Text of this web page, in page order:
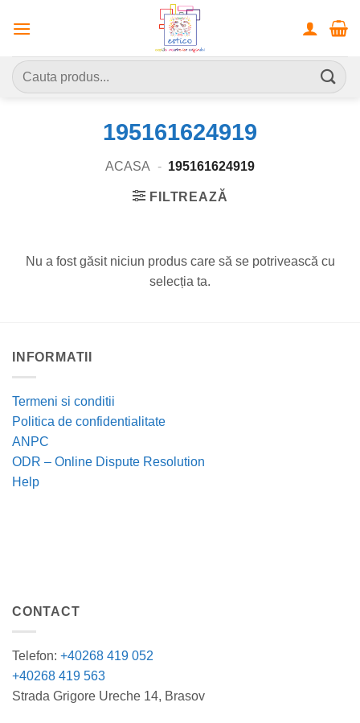
Caută
după:
195161624919
ACASA - 195161624919
FILTREAZĂ
Nu a fost găsit niciun produs care să se potrivească cu
selecția ta.
INFORMATII
Termeni si conditii
Politica de confidentialitate
ANPC
ODR – Online Dispute Resolution
Help
CONTACT
Telefon: +40268 419 052
+40268 419 563
Strada Grigore Ureche 14, Brasov